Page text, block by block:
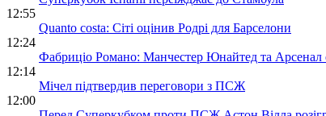
12:55
Quanto costa: Сіті оцінив Родрі для Барселони
12:24
Фабриціо Романо: Манчестер Юнайтед та Арсенал
12:14
Мічел підтвердив переговори з ПСЖ
12:00